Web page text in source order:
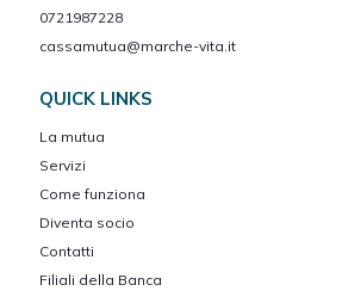
0721987228
cassamutua@marche-vita.it
QUICK LINKS
La mutua
Servizi
Come funziona
Diventa socio
Contatti
Filiali della Banca